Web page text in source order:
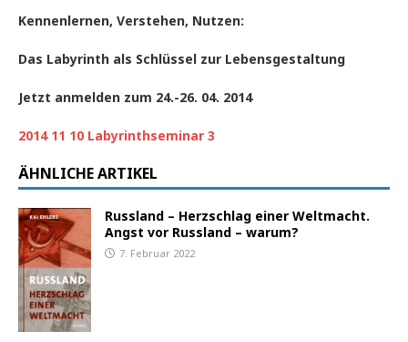
Kennenlernen, Verstehen, Nutzen:
Das Labyrinth als Schlüssel zur Lebensgestaltung
Jetzt anmelden zum 24.-26. 04. 2014
2014 11 10 Labyrinthseminar 3
ÄHNLICHE ARTIKEL
Russland – Herzschlag einer Weltmacht.
Angst vor Russland – warum?
7. Februar 2022